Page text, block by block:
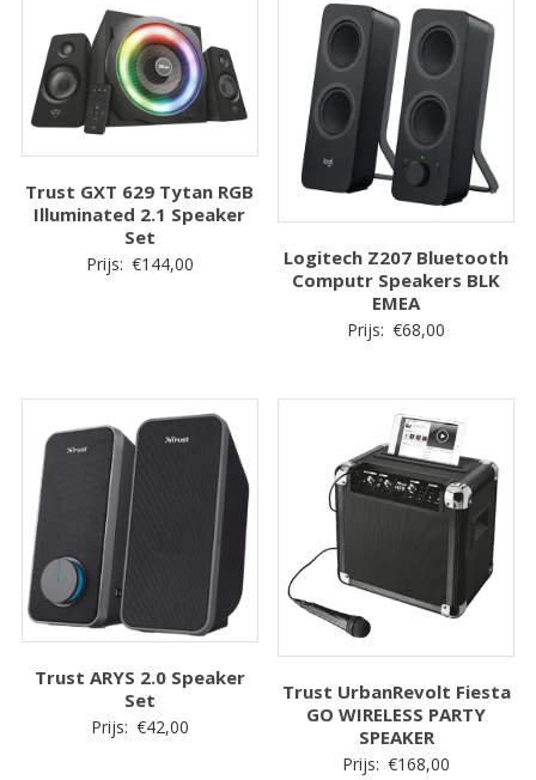
Trust GXT 629 Tytan RGB
Illuminated 2.1 Speaker
Set
Prijs: €144,00
Logitech Z207 Bluetooth
Computr Speakers BLK
EMEA
Prijs: €68,00
Trust ARYS 2.0 Speaker
Set
Prijs: €42,00
Trust UrbanRevolt Fiesta
GO WIRELESS PARTY
SPEAKER
Prijs: €168,00